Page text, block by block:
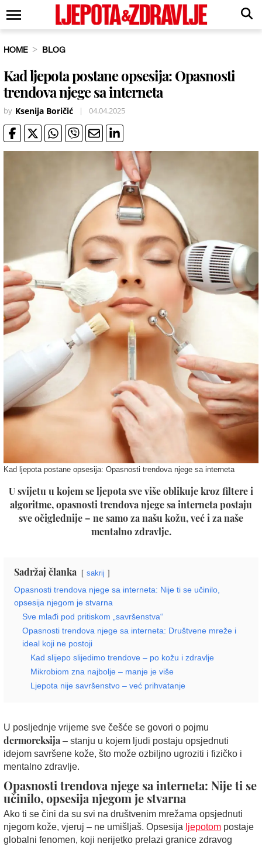
HOME BLOG
Kad ljepota postane opsesija: Opasnosti
trendova njege sa interneta
by Ksenija Boričić | 04.04.2025
Kad ljepota postane opsesija: Opasnosti trendova njege sa interneta
U svijetu u kojem se ljepota sve više oblikuje kroz filtere i
algoritme, opasnosti trendova njege sa interneta postaju
sve očiglednije – ne samo za našu kožu, već i za naše
mentalno zdravlje.
Sadržaj članka sakrij
Opasnosti trendova njege sa interneta: Nije ti se učinilo,
opsesija njegom je stvarna
Sve mlađi pod pritiskom „savršenstva“
Opasnosti trendova njege sa interneta: Društvene mreže i
ideal koji ne postoji
Kad slijepo slijedimo trendove – po kožu i zdravlje
Mikrobiom zna najbolje – manje je više
Ljepota nije savršenstvo – već prihvatanje
U posljednje vrijeme sve češće se govori o pojmu
dermoreksija – stanju u kojem ljudi postaju opsjednuti
idejom savršene kože, što može ozbiljno ugroziti i fizičko i
mentalno zdravlje.
Opasnosti trendova njege sa interneta: Nije ti se
učinilo, opsesija njegom je stvarna
Ako ti se čini da su svi na društvenim mrežama opsjednuti
njegom kože, vjeruj – ne umišljaš. Opsesija ljepotom postaje
globalni fenomen, koji nerijetko prelazi granice zdravog